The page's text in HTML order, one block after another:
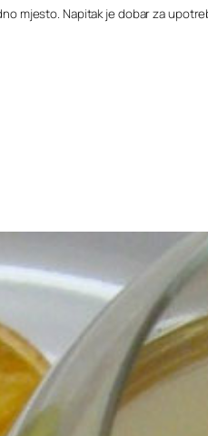
mjesto. Napitak je dobar za